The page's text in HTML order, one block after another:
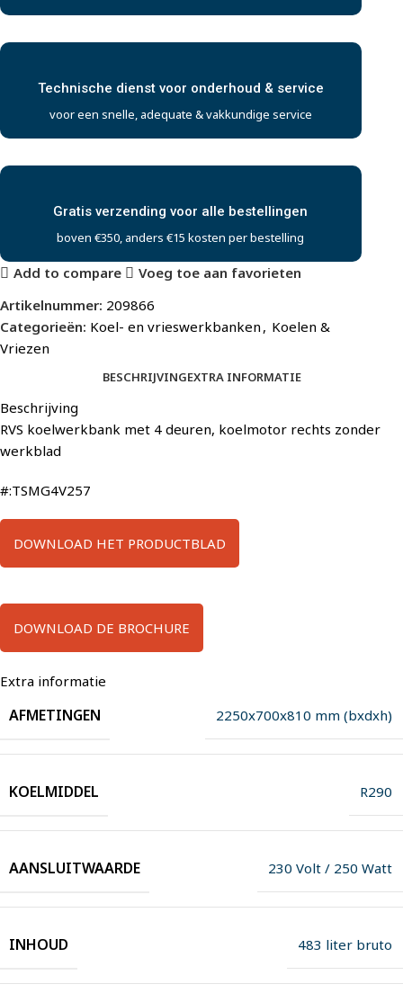
Technische dienst voor onderhoud & service
voor een snelle, adequate & vakkundige service
Gratis verzending voor alle bestellingen
boven €350, anders €15 kosten per bestelling
Add to compare
Voeg toe aan favorieten
Artikelnummer: 209866
Categorieën: Koel- en vrieswerkbanken , Koelen &
Vriezen
BESCHRIJVINGEXTRA INFORMATIE
Beschrijving
RVS koelwerkbank met 4 deuren, koelmotor rechts zonder
werkblad
#:TSMG4V257
DOWNLOAD HET PRODUCTBLAD
DOWNLOAD DE BROCHURE
Extra informatie
AFMETINGEN 2250x700x810 mm (bxdxh)
KOELMIDDEL R290
AANSLUITWAARDE 230 Volt / 250 Watt
INHOUD 483 liter bruto